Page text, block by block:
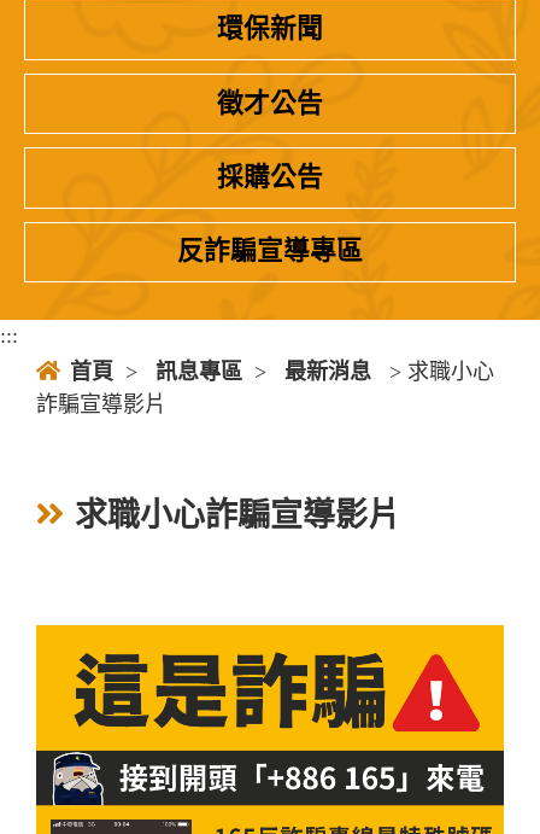
環保新聞
徵才公告
採購公告
反詐騙宣導專區
:::
首頁 > 訊息專區 > 最新消息
> 求職小心
詐騙宣導影片
求職小心詐騙宣導影片